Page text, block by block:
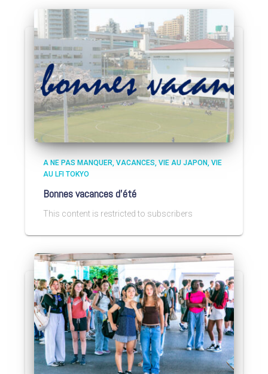
A NE PAS MANQUER VACANCES VIE AU JAPON VIE
AU LFI TOKYO
Bonnes vacances d’été
This content is restricted to subscribers